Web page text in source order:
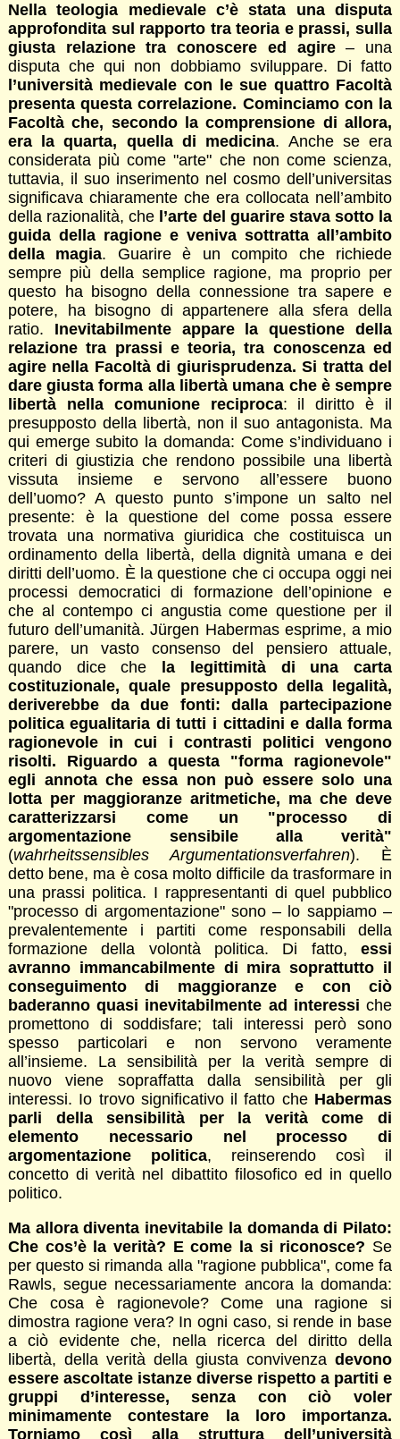
Nella teologia medievale c’è stata una disputa
approfondita sul rapporto tra teoria e prassi, sulla
giusta relazione tra conoscere ed agire– una
disputa che qui non dobbiamo sviluppare. Di fatto
l’università medievale con le sue quattro Facoltà
presenta questa correlazione. Cominciamo con la
Facoltà che, secondo la comprensione di allora,
era la quarta, quella di medicina. Anche se era
considerata più come "arte" che non come scienza,
tuttavia, il suo inserimento nel cosmo dell’universitas
significava chiaramente che era collocata nell’ambito
della razionalità, che l’arte del guarire stava sotto la
guida della ragione e veniva sottratta all’ambito
della magia. Guarire è un compito che richiede
sempre più della semplice ragione, ma proprio per
questo ha bisogno della connessione tra sapere e
potere, ha bisogno di appartenere alla sfera della
ratio. Inevitabilmente appare la questione della
relazione tra prassi e teoria, tra conoscenza ed
agire nella Facoltà di giurisprudenza. Si tratta del
dare giusta forma alla libertà umana che è sempre
libertà nella comunione reciproca: il diritto è il
presupposto della libertà, non il suo antagonista. Ma
qui emerge subito la domanda: Come s’individuano i
criteri di giustizia che rendono possibile una libertà
vissuta insieme e servono all’essere buono
dell’uomo? A questo punto s’impone un salto nel
presente: è la questione del come possa essere
trovata una normativa giuridica che costituisca un
ordinamento della libertà, della dignità umana e dei
diritti dell’uomo. È la questione che ci occupa oggi nei
processi democratici di formazione dell’opinione e
che al contempo ci angustia come questione per il
futuro dell’umanità. Jürgen Habermas esprime, a mio
parere, un vasto consenso del pensiero attuale,
quando dice che
la legittimità di una carta
costituzionale, quale presupposto della legalità,
deriverebbe da due fonti: dalla partecipazione
politica egualitaria di tutti i cittadini e dalla forma
ragionevole in cui i contrasti politici vengono
risolti. Riguardo a questa "forma ragionevole"
egli annota che essa non può essere solo una
lotta per maggioranze aritmetiche, ma che deve
caratterizzarsi come un "processo di
argomentazione sensibile alla verità"
(wahrheitssensibles Argumentationsverfahren). È
detto bene, ma è cosa molto difficile da trasformare in
una prassi politica. I rappresentanti di quel pubblico
"processo di argomentazione" sono – lo sappiamo –
prevalentemente i partiti come responsabili della
formazione della volontà politica. Di fatto,essi
avranno immancabilmente di mira soprattutto il
conseguimento di maggioranze e con ciò
baderanno quasi inevitabilmente ad interessi che
promettono di soddisfare; tali interessi però sono
spesso particolari e non servono veramente
all’insieme. La sensibilità per la verità sempre di
nuovo viene sopraffatta dalla sensibilità per gli
interessi. Io trovo significativo il fatto che Habermas
parli della sensibilità per la verità come di
elemento necessario nel processo di
argomentazione politica, reinserendo così il
concetto di verità nel dibattito filosofico ed in quello
politico.
Ma allora diventa inevitabile la domanda di Pilato:
Che cos’è la verità? E come la si riconosce? Se
per questo si rimanda alla "ragione pubblica", come fa
Rawls, segue necessariamente ancora la domanda:
Che cosa è ragionevole? Come una ragione si
dimostra ragione vera? In ogni caso, si rende in base
a ciò evidente che, nella ricerca del diritto della
libertà, della verità della giusta convivenzadevono
essere ascoltate istanze diverse rispetto a partiti e
gruppi d’interesse, senza con ciò voler
minimamente contestare la loro importanza.
Torniamo così alla struttura dell’università